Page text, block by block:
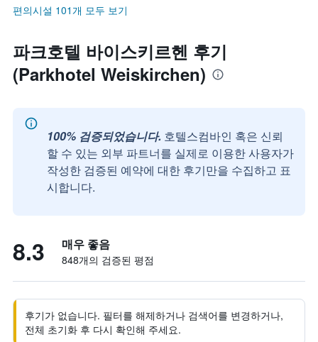
편의시설 101개 모두 보기
파크호텔 바이스키르헨 후기
(Parkhotel Weiskirchen)
100% 검증되었습니다. 호텔스컴바인 혹은 신뢰
할 수 있는 외부 파트너를 실제로 이용한 사용자가
작성한 검증된 예약에 대한 후기만을 수집하고 표
시합니다.
8.3 매우 좋음
848개의 검증된 평점
후기가 없습니다. 필터를 해제하거나 검색어를 변경하거나,
전체 초기화 후 다시 확인해 주세요.